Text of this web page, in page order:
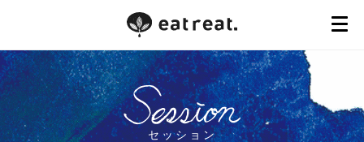
セッション